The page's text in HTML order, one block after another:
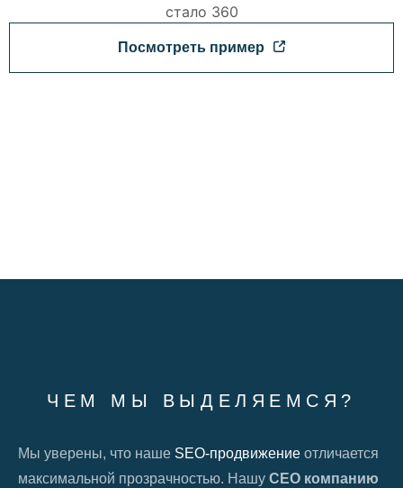
стало 360
Посмотреть пример
ЧЕМ МЫ ВЫДЕЛЯЕМСЯ?
Мы уверены, что наше SEO-продвижение отличается
максимальной прозрачностью. Нашу СЕО компанию